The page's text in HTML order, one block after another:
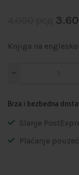
Knjiga na
Brza i bezbedna
Slanje
Plaćanje